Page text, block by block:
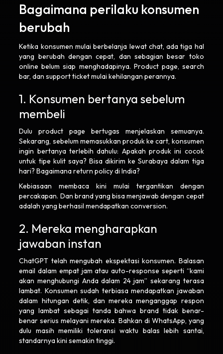
Bagaimana perilaku konsumen
berubah
Ketika konsumen mulai berbelanja lewat chat, ada tiga hal
yang berubah dengan cepat, dan sebagian besar toko
online belum siap menghadapinya. Product page, search
bar, dan support ticket mulai kehilangan perannya.
1. Konsumen bertanya sebelum
membeli
Dulu product page bertugas menjelaskan semuanya.
Sekarang, sebelum memasukkan produk ke cart, konsumen
ingin bertanya terlebih dahulu: Apakah produk ini cocok
untuk tipe kulit saya? Bisa dikirim ke Surabaya dalam tiga
hari? Bagaimana return policy di India?
Kebiasaan membaca kini mulai tergantikan dengan
percakapan. Dan brand yang bisa menjawab dengan cepat
adalah yang berhasil mendapatkan conversion.
2. Mereka mengharapkan
jawaban instan
ChatGPT telah mengubah ekspektasi konsumen. Balasan
email dalam empat jam atau auto-response seperti “kami
akan menghubungi Anda dalam 24 jam” sekarang terasa
lambat. Konsumen sudah terbiasa mendapatkan jawaban
dalam hitungan detik, dan mereka menganggap respon
yang lambat sebagai tanda bahwa brand tidak benar-
benar serius melayani mereka. Bahkan di WhatsApp, yang
dulu masih memiliki toleransi waktu balas lebih santai,
standarnya kini semakin tinggi.